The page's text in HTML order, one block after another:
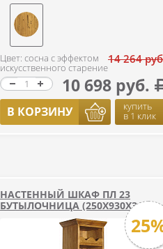
Цвет: сосна с эффектом
искусственного старение
14 264
10 698 руб.
В КОРЗИНУ купить
в 1 клик
НАСТЕННЫЙ ШКАФ ПЛ 23
БУТЫЛОЧНИЦА (250Х930Х316)